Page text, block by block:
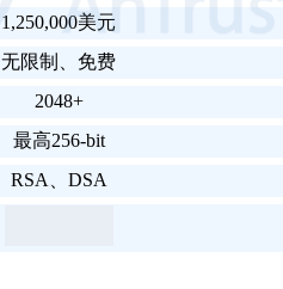
1,250,000美元
无限制、免费
2048+
最高256-bit
RSA、DSA